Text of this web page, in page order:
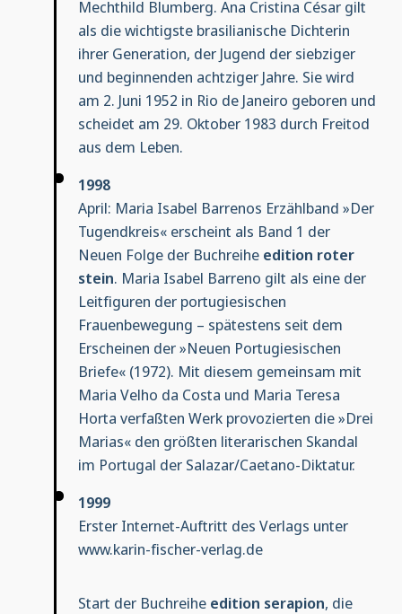
Mechthild Blumberg. Ana Cristina César gilt
als die wichtigste brasilianische Dichterin
ihrer Generation, der Jugend der siebziger
und beginnenden achtziger Jahre. Sie wird
am 2. Juni 1952 in Rio de Janeiro geboren und
scheidet am 29. Oktober 1983 durch Freitod
aus dem Leben.
1998
April: Maria Isabel Barrenos Erzählband »Der
Tugendkreis« erscheint als Band 1 der
Neuen Folge der Buchreihe edition roter
stein. Maria Isabel Barreno gilt als eine der
Leitfiguren der portugiesischen
Frauenbewegung – spätestens seit dem
Erscheinen der »Neuen Portugiesischen
Briefe« (1972). Mit diesem gemeinsam mit
Maria Velho da Costa und Maria Teresa
Horta verfaßten Werk provozierten die »Drei
Marias« den größten literarischen Skandal
im Portugal der Salazar/Caetano-Diktatur.
1999
Erster Internet-Auftritt des Verlags unter
www.karin-fischer-verlag.de
Start der Buchreihe edition serapion, die